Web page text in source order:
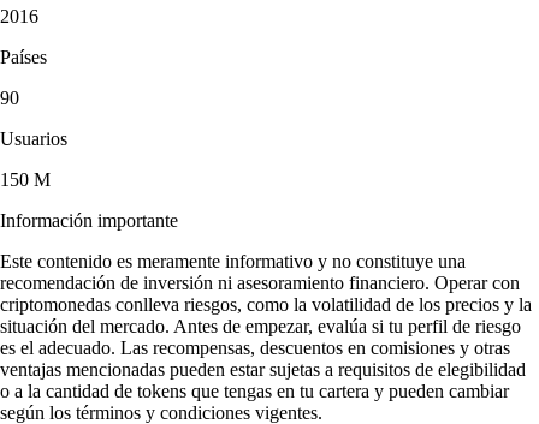
2016
Países
90
Usuarios
150 M
Información importante
Este contenido es meramente informativo y no constituye una
recomendación de inversión ni asesoramiento financiero. Operar con
criptomonedas conlleva riesgos, como la volatilidad de los precios y la
situación del mercado. Antes de empezar, evalúa si tu perfil de riesgo
es el adecuado. Las recompensas, descuentos en comisiones y otras
ventajas mencionadas pueden estar sujetas a requisitos de elegibilidad
o a la cantidad de tokens que tengas en tu cartera y pueden cambiar
según los términos y condiciones vigentes.